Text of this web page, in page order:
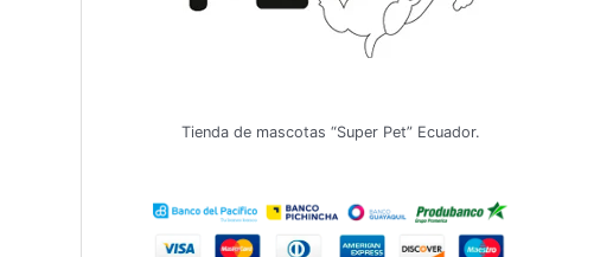
Tienda de mascotas “Super Pet” Ecuador.